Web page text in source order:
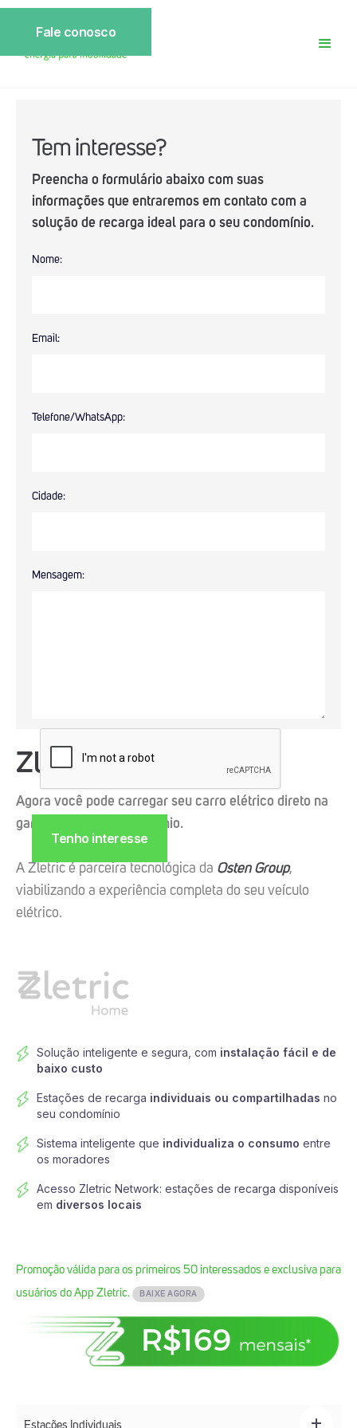
Baixe agora o App Zletric e conheça
nossas estações de recarga
Fale conosco
Zletric + Osten
Agora você pode carregar seu carro elétrico direto na
garagem do seu condomínio.
A Zletric é parceira tecnológica da Osten Group,
viabilizando a experiência completa do seu veículo
elétrico.
Solução inteligente e segura, com instalação fácil e de
baixo custo
Estações de recarga individuais ou compartilhadas no
seu condomínio
Sistema inteligente que individualiza o consumo entre
os moradores
Acesso Zletric Network: estações de recarga disponíveis
em diversos locais
Promoção válida para os primeiros 50 interessados e exclusiva para
usuários do App Zletric.
BAIXE AGORA
Estações Individuais
Tem interesse?
Preencha o formulário abaixo com suas
informações que entraremos em contato com a
solução de recarga ideal para o seu condomínio.
Nome:
Email:
Telefone/WhatsApp:
Cidade:
Mensagem: